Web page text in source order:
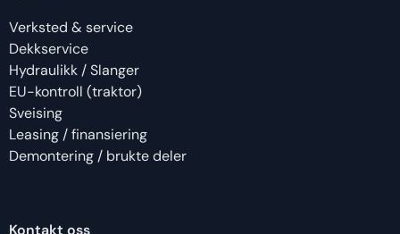
Verksted & service
Dekkservice
Hydraulikk / Slanger
EU-kontroll (traktor)
Sveising
Leasing / finansiering
Demontering / brukte deler
Kontakt oss